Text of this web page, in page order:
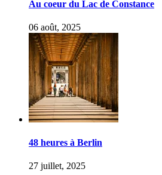
Au coeur du Lac de Constance
06 août, 2025
48 heures à Berlin
27 juillet, 2025